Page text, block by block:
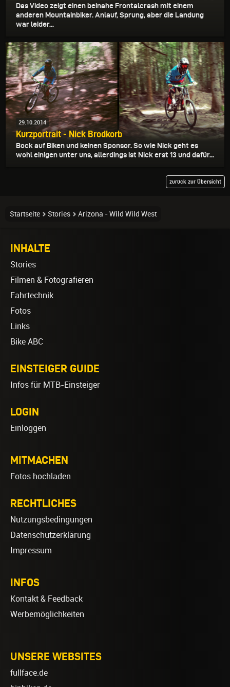
Das Video zeigt einen beinahe Frontalcrash mit einem
anderen Mountainbiker. Anlauf, Sprung, aber die Landung
war leider...
29.10.2014
Kurzportrait - Nick Brodkorb
Bock auf Biken und keinen Sponsor. So wie Nick geht es
wohl einigen unter uns, allerdings ist Nick erst 13 und dafür...
zurück zur Übersicht
Startseite Stories Arizona - Wild Wild West
INHALTE
Stories
Filmen & Fotografieren
Fahrtechnik
Fotos
Links
Bike ABC
EINSTEIGER GUIDE
Infos für MTB-Einsteiger
LOGIN
Einloggen
MITMACHEN
Fotos hochladen
RECHTLICHES
Nutzungsbedingungen
Datenschutzerklärung
Impressum
INFOS
Kontakt & Feedback
Werbemöglichkeiten
UNSERE WEBSITES
fullface.de